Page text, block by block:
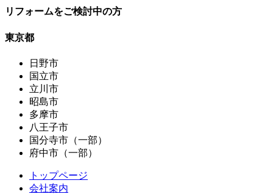
リフォームをご検討中の方
東京都
日野市
国立市
立川市
昭島市
多摩市
八王子市
国分寺市（一部）
府中市（一部）
トップページ
会社案内